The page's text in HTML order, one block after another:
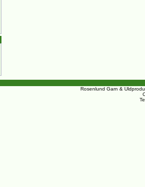
Rosenlund Garn &